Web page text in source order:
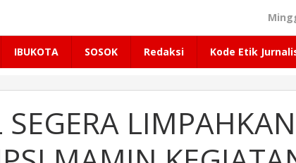
IBUKOTA SOSOK Redaksi Kode Etik
SEGERA LIMPAHKAN